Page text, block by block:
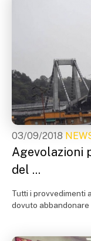
03/09/2018
Agevolazioni
del ...
Tutti i provvedimenti
dovuto abbandonare